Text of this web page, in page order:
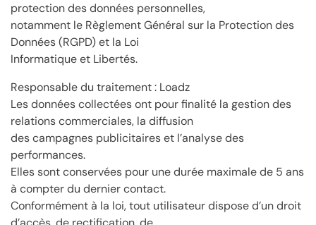
protection des données personnelles,
notamment le Règlement Général sur la Protection des
Données (RGPD) et la Loi
Informatique et Libertés.
Responsable du traitement : Loadz
Les données collectées ont pour finalité la gestion des
relations commerciales, la diffusion
des campagnes publicitaires et l’analyse des
performances.
Elles sont conservées pour une durée maximale de 5 ans
à compter du dernier contact.
Conformément à la loi, tout utilisateur dispose d’un droit